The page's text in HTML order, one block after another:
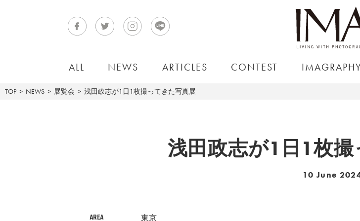
ALL NEWS ARTICLES CONTEST
TOP NEWS 展覧会 浅田政志が1日1枚撮ってきた写真展
浅田政志が1日1枚
10 June
AREA 東京